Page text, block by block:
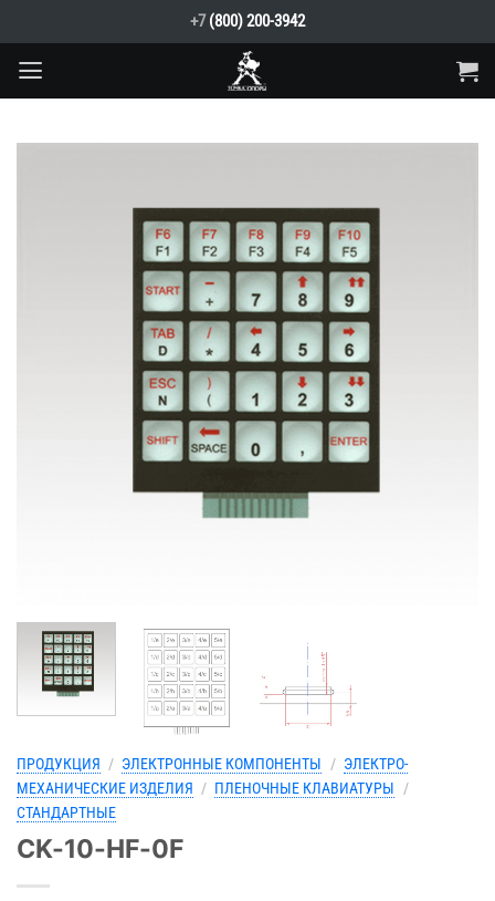
to
content
+7 (800) 200-3942
ПРОДУКЦИЯ / ЭЛЕКТРОННЫЕ КОМПОНЕНТЫ / ЭЛЕКТРО-
МЕХАНИЧЕСКИЕ ИЗДЕЛИЯ / ПЛЕНОЧНЫЕ КЛАВИАТУРЫ /
СТАНДАРТНЫЕ
CK-10-HF-0F